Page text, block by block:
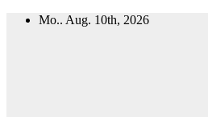
Zum
Mo.. Aug. 10th, 2026